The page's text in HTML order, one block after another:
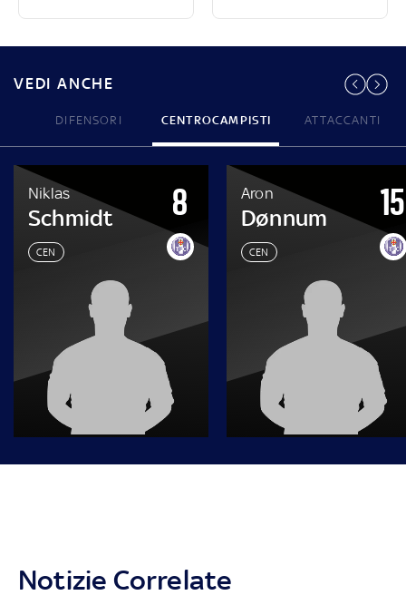
VEDI ANCHE
DIFENSORI CENTROCAMPISTI ATTACCANTI
Niklas
Schmidt
CEN
8 Aron
Dønnum
CEN
15
Notizie Correlate